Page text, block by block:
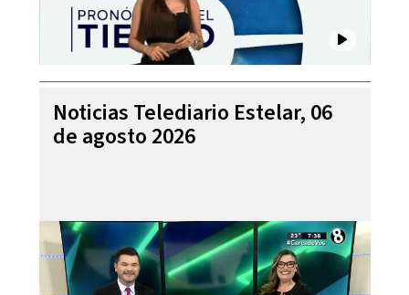
Noticias Telediario Estelar, 06
de agosto 2026